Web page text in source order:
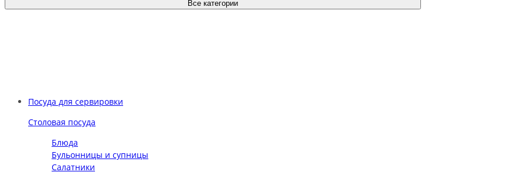
Все категории
Посуда для сервировки
Столовая посуда
Блюда
Бульонницы и супницы
Салатники